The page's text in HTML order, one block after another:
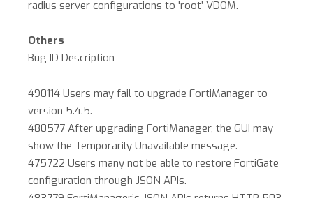
radius server configurations to 'root’ VDOM.
Others
Bug ID Description
490114 Users may fail to upgrade FortiManager to
version 5.4.5.
480577 After upgrading FortiManager, the GUI may
show the Temporarily Unavailable message.
475722 Users many not be able to restore FortiGate
configuration through JSON APIs.